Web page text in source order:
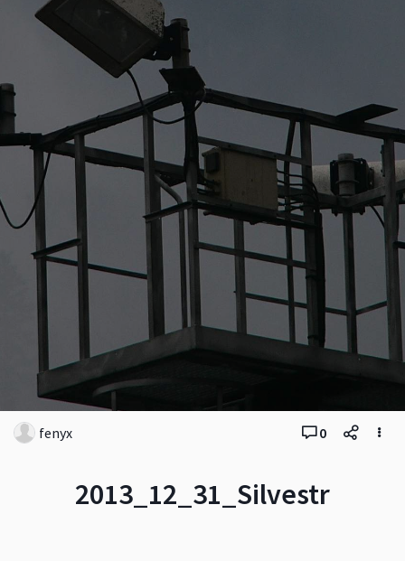
2013_12_31_Silvestr
fenyx 0